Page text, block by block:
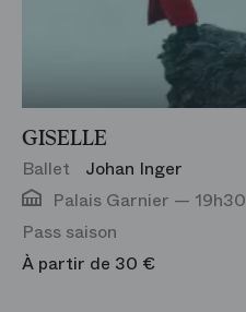
GISELLE
Ballet
Johan Inger
Palais Garnier — 19h30
Pass saison
À partir de 30 €